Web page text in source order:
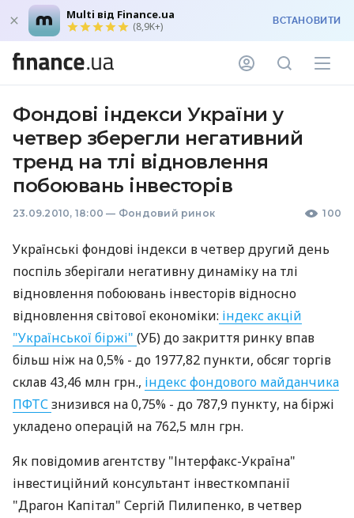
Multi від Finance.ua
(8,9K+) ВСТАНОВИТИ
Фондові індекси України у
четвер зберегли негативний
тренд на тлі відновлення
побоювань інвесторів
23.09.2010, 18:00 — Фондовий ринок 100
Українські фондові індекси в четвер другий день
поспіль зберігали негативну динаміку на тлі
відновлення побоювань інвесторів відносно
відновлення світової економіки: індекс акцій
"Української біржі" (УБ) до закриття ринку впав
більш ніж на 0,5% - до 1977,82 пункти, обсяг торгів
склав 43,46 млн грн., індекс фондового майданчика
ПФТСзнизився на 0,75% - до 787,9 пункту, на біржі
укладено операцій на 762,5 млн грн.
Як повідомив агентству "Інтерфакс-Україна"
інвестиційний консультант інвесткомпанії
"Драгон Капітал" Сергій Пилипенко, в четвер